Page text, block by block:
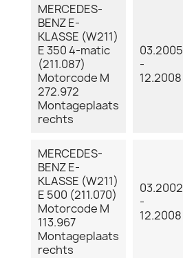
MERCEDES-
BENZ E-
KLASSE (W211)
E 350 4-matic
(211.087)
Motorcode M
272.972
Montageplaats
rechts
03.2005
-
12.2008
MERCEDES-
BENZ E-
KLASSE (W211)
E 500 (211.070)
Motorcode M
113.967
Montageplaats
rechts
03.2002
-
12.2008